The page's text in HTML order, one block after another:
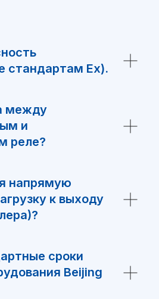
стандартам Ex).
между
и
реле?
напрямую
к выходу
сроки
Beijing